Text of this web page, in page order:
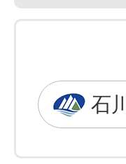
石